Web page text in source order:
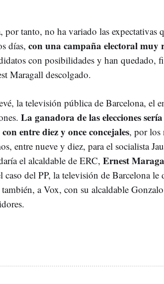
por tanto, no ha variado las expectativas
días, con una campaña electoral muy
con posibilidades y han quedado,
Maragall descolgado.
la televisión pública de Barcelona, el
La ganadora de las elecciones
entre diez y once concejales, por los
entre nueve y diez, para el socialista
el alcaldable de ERC, Ernest
caso del PP, la televisión de Barcelona le
a Vox, con su alcaldable